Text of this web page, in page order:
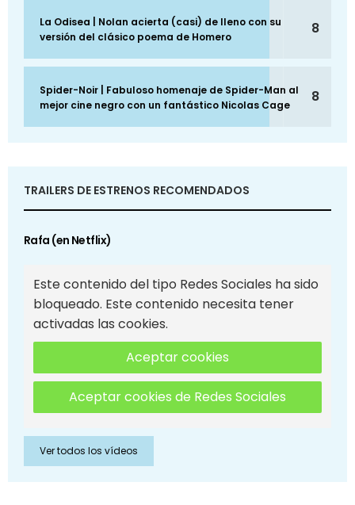
La Odisea | Nolan acierta (casi) de lleno con su
versión del clásico poema de Homero
8
Spider-Noir | Fabuloso homenaje de Spider-Man al
mejor cine negro con un fantástico Nicolas Cage
8
TRAILERS DE ESTRENOS RECOMENDADOS
Rafa (en Netflix)
Este contenido del tipo Redes Sociales ha sido
bloqueado. Este contenido necesita tener
activadas las cookies.
Aceptar cookies
Aceptar cookies de Redes Sociales
Ver todos los vídeos